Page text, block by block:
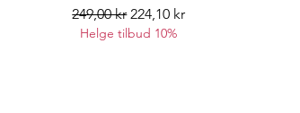
Vanlig pris
249,00 krSalgspris
224,10 kr
Helge tilbud 10%